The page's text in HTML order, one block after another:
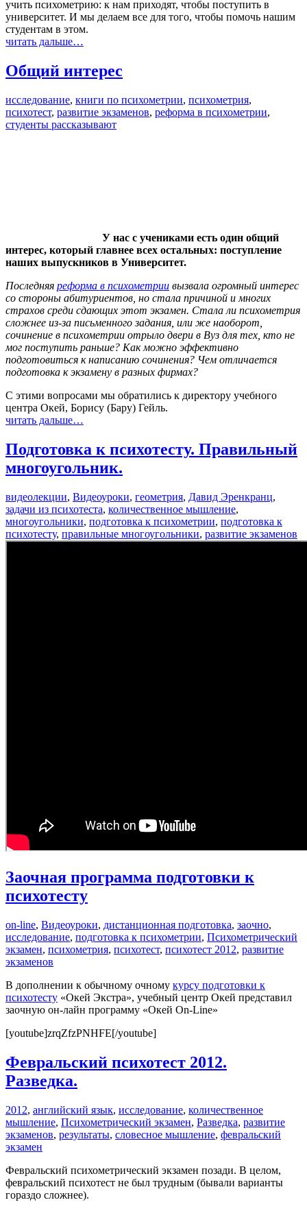
‎учить психометрию: к нам приходят, чтобы поступить в
университет. И мы делаем все для того, чтобы помочь нашим
студентам в этом.
читать дальше…
Общий интерес
исследование, книги по психометрии, психометрия,
психотест, развитие экзаменов, реформа в психометрии,
студенты рассказывают
У нас с учениками есть один общий
интерес, который главнее всех остальных: поступление
наших выпускников в Университет.
Последняя реформа в психометрии вызвала огромный интерес
со стороны абитуриентов, но стала причиной и многих
страхов среди сдающих этот экзамен. Стала ли психометрия
сложнее из-за письменного задания, или же наоборот,
сочинение в психометрии отрыло двери в Вуз для тех, кто не
мог поступить раньше? Как можно эффективно
подготовиться к написанию сочинения? Чем отличается
подготовка к экзамену в разных фирмах?
С этими вопросами мы обратились к директору учебного
центра Окей, Борису (Бару) Гейль.
читать дальше…
Подготовка к психотесту. Правильный
многоугольник.
видеолекции, Видеоуроки, геометрия, Давид Эренкранц,
задачи из психотеста, количественное мышление,
многоугольники, подготовка к психометрии, подготовка к
психотесту, правильные многоугольники, развитие экзаменов
Заочная программа подготовки к
психотесту
on-line, Видеоуроки, дистанционная подготовка, заочно,
исследование, подготовка к психометрии, Психометрический
экзамен, психометрия, психотест, психотест 2012, развитие
экзаменов
В дополнении к обычному очному курсу подготовки к
психотесту «Окей Экстра», учебный центр Окей представил
заочную он-лайн программу «Окей On-Line»
[youtube]zrqZfzPNHFE[/youtube]
Февральский психотест 2012.
Разведка.
2012, английский язык, исследование, количественное
мышление, Психометрический экзамен, Разведка, развитие
экзаменов, результаты, словесное мышление, февральский
экзамен
Февральский психометрический экзамен позади. В целом,
февральский психотест не был трудным (бывали варианты
гораздо сложнее).